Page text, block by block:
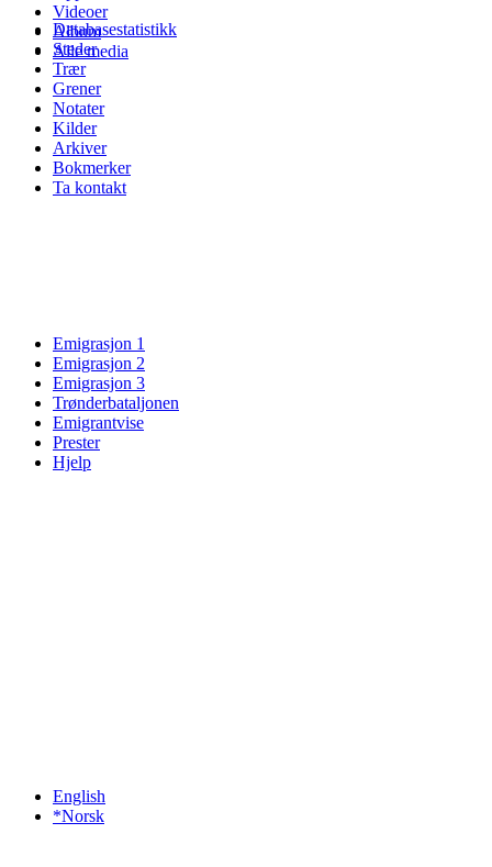
Videoer
Album
Alle media
Databasestatistikk
Steder
Trær
Grener
Notater
Kilder
Arkiver
Bokmerker
Ta kontakt
Emigrasjon 1
Emigrasjon 2
Emigrasjon 3
Trønderbataljonen
Emigrantvise
Prester
Hjelp
English
*Norsk